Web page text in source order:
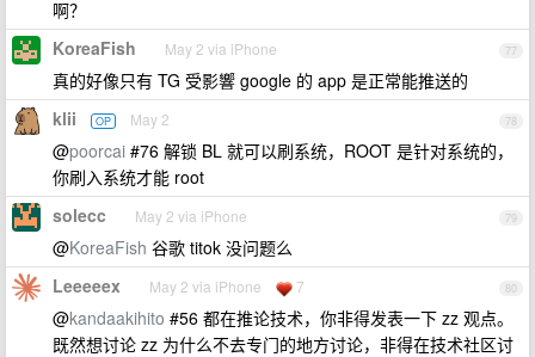
啊？
77
KoreaFish May 2 via iPhone
真的好像只有 TG 受影響 google 的 app 是正常能推送的
78
klii OP May 2
@poorcai #76 解锁 BL 就可以刷系统，ROOT 是针对系统的，
你刷入系统才能 root
79
solecc May 2 via iPhone
@KoreaFish 谷歌 titok 没问题么
80
Leeeeex May 2 via iPhone 7
@kandaakihito #56 都在推论技术，你非得发表一下 zz 观点。
既然想讨论 zz 为什么不去专门的地方讨论，非得在技术社区讨